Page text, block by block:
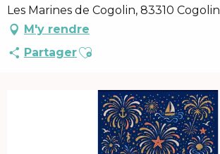
Les Marines de Cogolin, 83310 Cogolin
M'y rendre
PartagerAjouter aux favoris